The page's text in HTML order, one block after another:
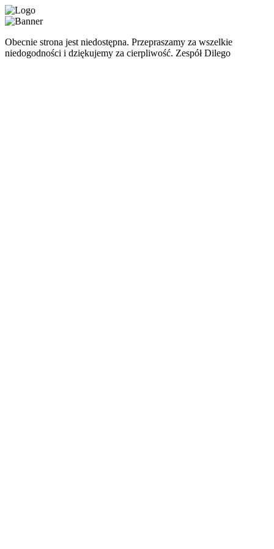
Obecnie strona jest niedostępna. Przepraszamy za wszelkie
niedogodności i dziękujemy za cierpliwość. Zespół Dilego